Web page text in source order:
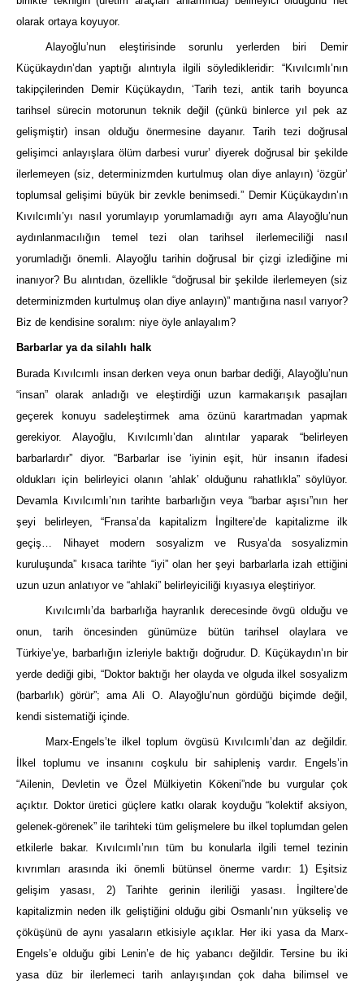
olarak ortaya koyuyor.
Alayoğlu’nun eleştirisinde sorunlu yerlerden biri Demir
Küçükaydın’dan yaptığı alıntıyla ilgili söyledikleridir: “Kıvılcımlı’nın
takipçilerinden Demir Küçükaydın, ‘Tarih tezi, antik tarih boyunca
tarihsel sürecin motorunun teknik değil (çünkü binlerce yıl pek az
gelişmiştir) insan olduğu önermesine dayanır. Tarih tezi doğrusal
gelişimci anlayışlara ölüm darbesi vurur’ diyerek doğrusal bir şekilde
ilerlemeyen (siz, determinizmden kurtulmuş olan diye anlayın) ‘özgür’
toplumsal gelişimi büyük bir zevkle benimsedi.” Demir Küçükaydın’ın
Kıvılcımlı’yı nasıl yorumlayıp yorumlamadığı ayrı ama Alayoğlu’nun
aydınlanmacılığın temel tezi olan tarihsel ilerlemeciliği nasıl
yorumladığı önemli. Alayoğlu tarihin doğrusal bir çizgi izlediğine mi
inanıyor? Bu alıntıdan, özellikle “doğrusal bir şekilde ilerlemeyen (siz
determinizmden kurtulmuş olan diye anlayın)” mantığına nasıl varıyor?
Biz de kendisine soralım: niye öyle anlayalım?
Barbarlar ya da silahlı halk
Burada Kıvılcımlı insan derken veya onun barbar dediği, Alayoğlu’nun
“insan” olarak anladığı ve eleştirdiği uzun karmakarışık pasajları
geçerek konuyu sadeleştirmek ama özünü karartmadan yapmak
gerekiyor. Alayoğlu, Kıvılcımlı’dan alıntılar yaparak “belirleyen
barbarlardır” diyor. “Barbarlar ise ‘iyinin eşit, hür insanın ifadesi
oldukları için belirleyici olanın ‘ahlak’ olduğunu rahatlıkla” söylüyor.
Devamla Kıvılcımlı’nın tarihte barbarlığın veya “barbar aşısı”nın her
şeyi belirleyen, “Fransa’da kapitalizm İngiltere’de kapitalizme ilk
geçiş… Nihayet modern sosyalizm ve Rusya’da sosyalizmin
kuruluşunda” kısaca tarihte “iyi” olan her şeyi barbarlarla izah ettiğini
uzun uzun anlatıyor ve “ahlaki” belirleyiciliği kıyasıya eleştiriyor.
Kıvılcımlı’da barbarlığa hayranlık derecesinde övgü olduğu ve
onun, tarih öncesinden günümüze bütün tarihsel olaylara ve
Türkiye’ye, barbarlığın izleriyle baktığı doğrudur. D. Küçükaydın’ın bir
yerde dediği gibi, “Doktor baktığı her olayda ve olguda ilkel sosyalizm
(barbarlık) görür”; ama Ali O. Alayoğlu’nun gördüğü biçimde değil,
kendi sistematiği içinde.
Marx-Engels’te ilkel toplum övgüsü Kıvılcımlı’dan az değildir.
İlkel toplumu ve insanını coşkulu bir sahipleniş vardır. Engels’in
“Ailenin, Devletin ve Özel Mülkiyetin Kökeni”nde bu vurgular çok
açıktır. Doktor üretici güçlere katkı olarak koyduğu “kolektif aksiyon,
gelenek-görenek” ile tarihteki tüm gelişmelere bu ilkel toplumdan gelen
etkilerle bakar. Kıvılcımlı’nın tüm bu konularla ilgili temel tezinin
kıvrımları arasında iki önemli bütünsel önerme vardır: 1) Eşitsiz
gelişim yasası, 2) Tarihte gerinin ileriliği yasası. İngiltere’de
kapitalizmin neden ilk geliştiğini olduğu gibi Osmanlı’nın yükseliş ve
çöküşünü de aynı yasaların etkisiyle açıklar. Her iki yasa da Marx-
Engels’e olduğu gibi Lenin’e de hiç yabancı değildir. Tersine bu iki
yasa düz bir ilerlemeci tarih anlayışından çok daha bilimsel ve